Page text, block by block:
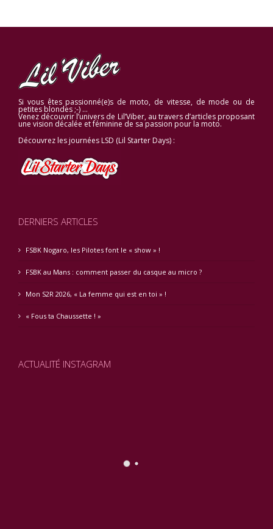
Si vous êtes passionné(e)s de moto, de vitesse, de mode ou de
petites blondes ;-) …
Venez découvrir l’univers de Lil’Viber, au travers d’articles proposant
une vision décalée et féminine de sa passion pour la moto.
Découvrez les journées LSD (Lil Starter Days) :
DERNIERS ARTICLES
FSBK Nogaro, les Pilotes font le « show » !
FSBK au Mans : comment passer du casque au micro ?
Mon S2R 2026, « La femme qui est en toi » !
« Fous ta Chaussette ! »
ACTUALITÉ INSTAGRAM